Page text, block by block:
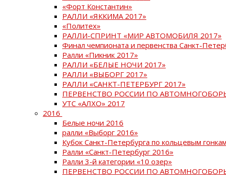
«Форт Константин»
РАЛЛИ «ЯККИМА 2017»
«Политех»
РАЛЛИ-СПРИНТ «МИР АВТОМОБИЛЯ 2017»
Финал чемпионата и первенства Санкт-
Ралли «Пикник 2017»
РАЛЛИ «БЕЛЫЕ НОЧИ 2017»
РАЛЛИ «ВЫБОРГ 2017»
РАЛЛИ «САНКТ-ПЕТЕРБУРГ 2017»
ПЕРВЕНСТВО РОССИИ ПО
УТС «АЛХО» 2017
2016
Белые ночи 2016
ралли «Выборг 2016»
Кубок Санкт-Петербурга по кольцевым
Ралли «Санкт-Петербург 2016»
Ралли 3-й категории «10 озер»
ПЕРВЕНСТВО РОССИИ ПО